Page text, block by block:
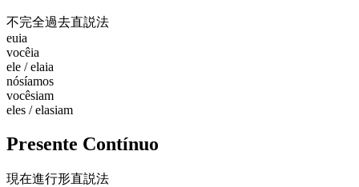
不完全過去直説法
euia
vocêia
ele / elaia
nósíamos
vocêsiam
eles / elasiam
Presente Contínuo
現在進行形直説法